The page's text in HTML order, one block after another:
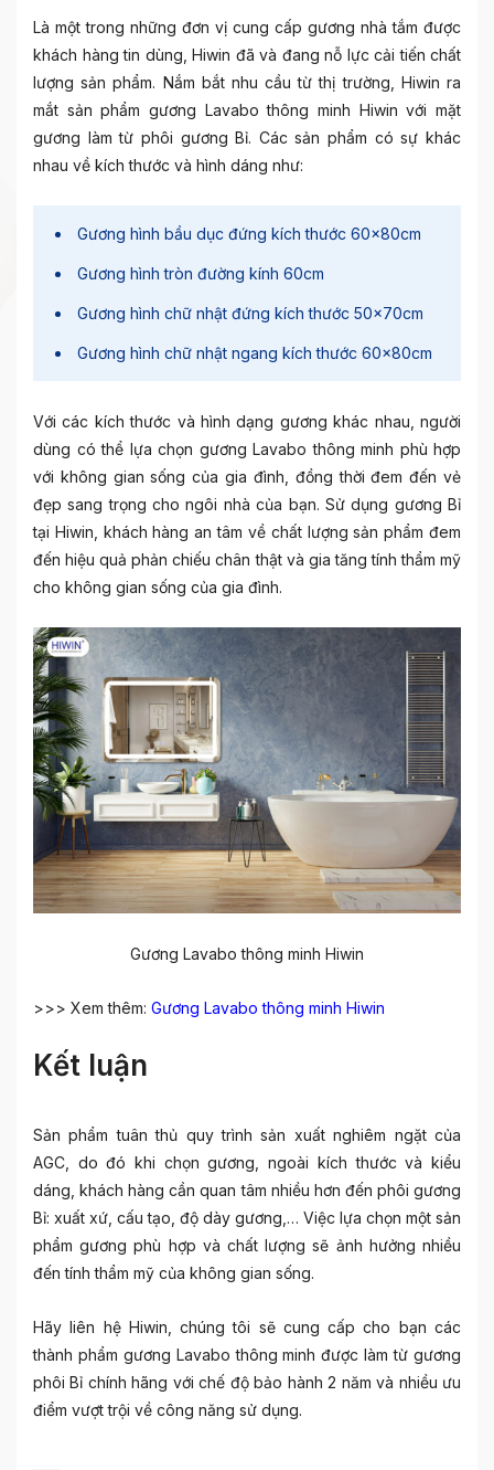
Là một trong những đơn vị cung cấp gương nhà tắm được
khách hàng tin dùng, Hiwin đã và đang nỗ lực cải tiến chất
lượng sản phẩm. Nắm bắt nhu cầu từ thị trường, Hiwin ra
mắt sản phẩm gương Lavabo thông minh Hiwin với mặt
gương làm từ phôi gương Bỉ. Các sản phẩm có sự khác
nhau về kích thước và hình dáng như:
Gương hình bầu dục đứng kích thước 60x80cm
Gương hình tròn đường kính 60cm
Gương hình chữ nhật đứng kích thước 50x70cm
Gương hình chữ nhật ngang kích thước 60x80cm
Với các kích thước và hình dạng gương khác nhau, người
dùng có thể lựa chọn gương Lavabo thông minh phù hợp
với không gian sống của gia đình, đồng thời đem đến vẻ
đẹp sang trọng cho ngôi nhà của bạn. Sử dụng gương Bỉ
tại Hiwin, khách hàng an tâm về chất lượng sản phẩm đem
đến hiệu quả phản chiếu chân thật và gia tăng tính thẩm mỹ
cho không gian sống của gia đình.
Gương Lavabo thông minh Hiwin
>>> Xem thêm: Gương Lavabo thông minh Hiwin
Kết luận
Sản phẩm tuân thủ quy trình sản xuất nghiêm ngặt của
AGC, do đó khi chọn gương, ngoài kích thước và kiểu
dáng, khách hàng cần quan tâm nhiều hơn đến phôi gương
Bỉ: xuất xứ, cấu tạo, độ dày gương,… Việc lựa chọn một sản
phẩm gương phù hợp và chất lượng sẽ ảnh hưởng nhiều
đến tính thẩm mỹ của không gian sống.
Hãy liên hệ Hiwin, chúng tôi sẽ cung cấp cho bạn các
thành phẩm gương Lavabo thông minh được làm từ gương
phôi Bỉ chính hãng với chế độ bảo hành 2 năm và nhiều ưu
điểm vượt trội về công năng sử dụng.